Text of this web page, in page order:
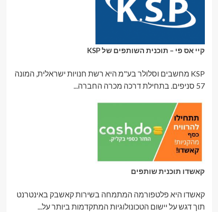
קיי אס פי – תוכנית השותפים של KSP
KSP מחשבים וסלולר בע"מ היא רשת חנויות ישראלית, המונה
57 סניפים. בתחילת דרכה מכרה החברה...
קאשדו תוכנית שותפים
קאשדו היא פלטפורמה המתמחה בשירות קאשבק באינטרנט
תוך דגש על יישום הטכונולוגיות המתקדמות ביותר על...